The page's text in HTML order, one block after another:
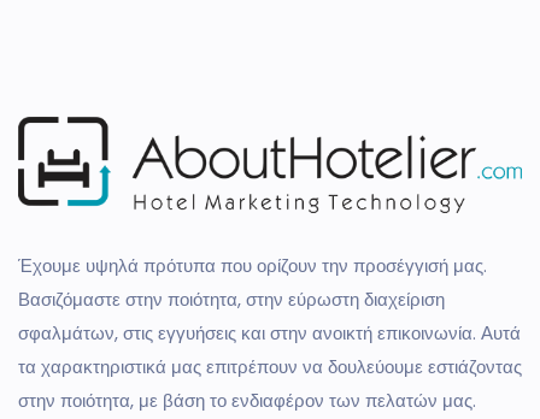
Έχουμε υψηλά πρότυπα που ορίζουν την προσέγγισή μας.
Βασιζόμαστε στην ποιότητα, στην εύρωστη διαχείριση
σφαλμάτων, στις εγγυήσεις και στην ανοικτή επικοινωνία. Αυτά
τα χαρακτηριστικά μας επιτρέπουν να δουλεύουμε εστιάζοντας
στην ποιότητα, με βάση το ενδιαφέρον των πελατών μας.